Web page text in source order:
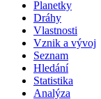
Planetky
Dráhy
Vlastnosti
Vznik a vývoj
Seznam
Hledání
Statistika
Analýza